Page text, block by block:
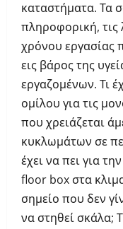
καταστήματα. Τα
πληροφορική, τις
χρόνου εργασίας
εις βάρος της
εργαζομένων. Τι
ομίλου για τις
που χρειάζεται
κυκλωμάτων σε
έχει να πει για
floor box στα
σημείο που δεν
να στηθεί σκάλα;